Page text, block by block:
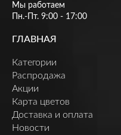
Мы работаем
Пн.-Пт. 9:00 - 17:00
ГЛАВНАЯ
Категории
Распродажа
Акции
Карта цветов
Доставка и оплата
Новости